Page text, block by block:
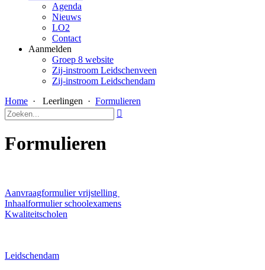
Agenda
Nieuws
LO2
Contact
Aanmelden
Groep 8 website
Zij-instroom Leidschenveen
Zij-instroom Leidschendam
Home · Leerlingen · Formulieren

Formulieren
Aanvraagformulier vrijstelling
Inhaalformulier schoolexamens
Kwaliteitscholen
Leidschendam